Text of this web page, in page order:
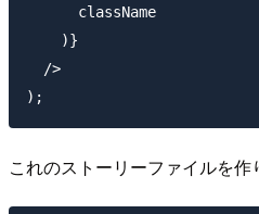
      className
    )}
  />
これのストーリーファイルを作